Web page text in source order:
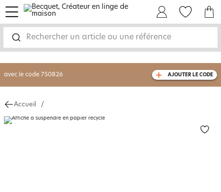
Rechercher un article ou une référence
menu
-30% sur votre commandedès 2 articles
livraison GRATUITEdès 110€ d'achat
avec le code 750826 AJOUTER LE CODE
Accueil